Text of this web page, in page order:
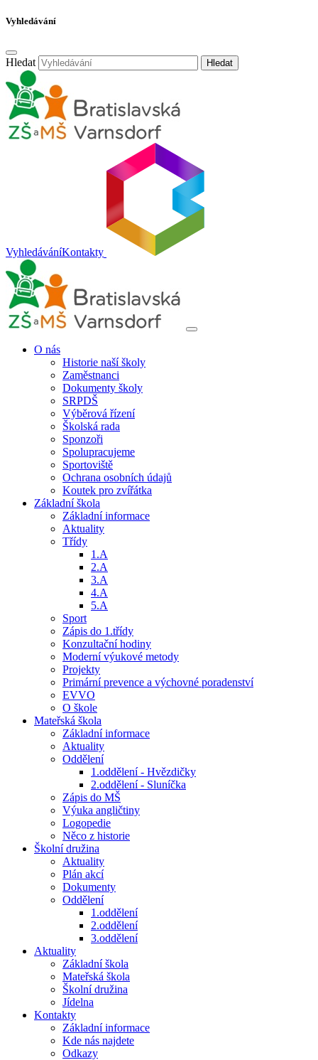
Vyhledávání
Hledat Hledat
VyhledáváníKontakty
O nás
Historie naší školy
Zaměstnanci
Dokumenty školy
SRPDŠ
Výběrová řízení
Školská rada
Sponzoři
Spolupracujeme
Sportoviště
Ochrana osobních údajů
Koutek pro zvířátka
Základní škola
Základní informace
Aktuality
Třídy
1.A
2.A
3.A
4.A
5.A
Sport
Zápis do 1.třídy
Konzultační hodiny
Moderní výukové metody
Projekty
Primární prevence a výchovné poradenství
EVVO
O škole
Mateřská škola
Základní informace
Aktuality
Oddělení
1.oddělení - Hvězdičky
2.oddělení - Sluníčka
Zápis do MŠ
Výuka angličtiny
Logopedie
Něco z historie
Školní družina
Aktuality
Plán akcí
Dokumenty
Oddělení
1.oddělení
2.oddělení
3.oddělení
Aktuality
Základní škola
Mateřská škola
Školní družina
Jídelna
Kontakty
Základní informace
Kde nás najdete
Odkazy